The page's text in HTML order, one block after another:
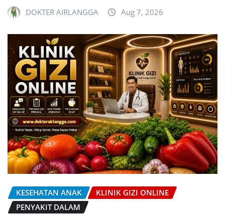
DOKTER AIRLANGGA Aug 7, 2026
KESEHATAN ANAK
KLINIK GIZI ONLINE
PENYAKIT DALAM